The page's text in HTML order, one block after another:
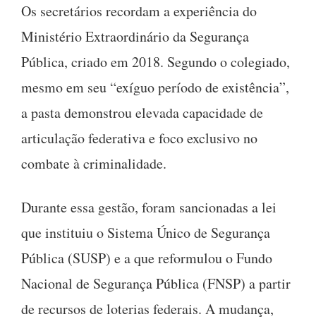
Os secretários recordam a experiência do
Ministério Extraordinário da Segurança
Pública, criado em 2018. Segundo o colegiado,
mesmo em seu “exíguo período de existência”,
a pasta demonstrou elevada capacidade de
articulação federativa e foco exclusivo no
combate à criminalidade.
Durante essa gestão, foram sancionadas a lei
que instituiu o Sistema Único de Segurança
Pública (SUSP) e a que reformulou o Fundo
Nacional de Segurança Pública (FNSP) a partir
de recursos de loterias federais. A mudança,